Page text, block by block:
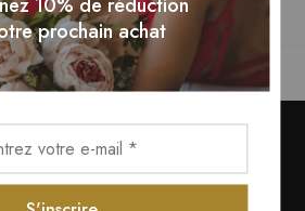
prochain achat